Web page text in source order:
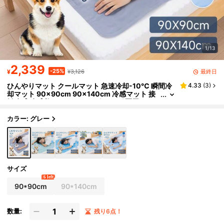
1/13
¥2,339 -25% ¥3,126 最終日
ひんやりマット クールマット 急速冷却-10℃ 瞬間冷
却マット 90×90cm 90×140cm 冷感マット 接
触冷感 冷感敷きパッド シングル ラグ 夏用 ペッ
具パッド 冷感ジェルマット 涼感寝具 ひんやりシート
4.33 (3)
カラー: グレー
サイズ
90*90cm
6 left
90*140cm
数量: 残り6点！